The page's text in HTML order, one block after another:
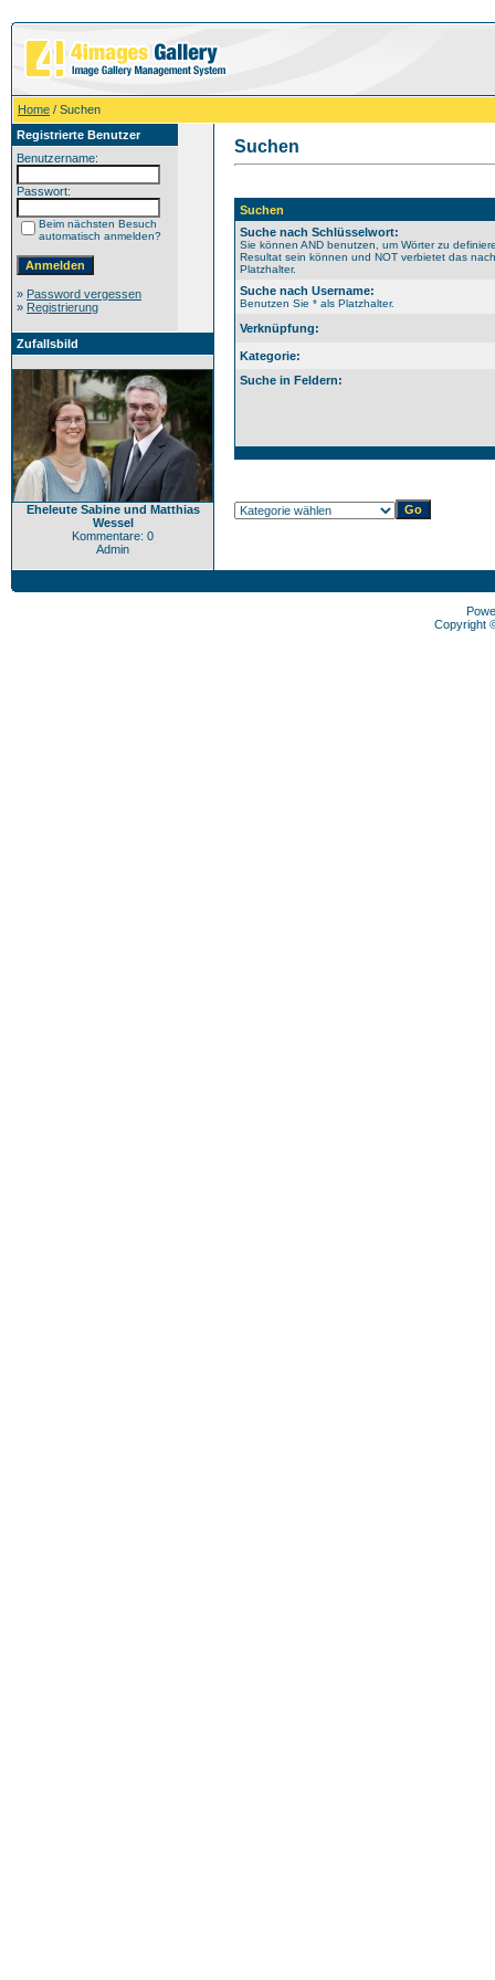
Home / Suchen
Registrierte Benutzer
Benutzername:
Passwort:
Beim nächsten Besuch
automatisch anmelden?
» Password vergessen
» Registrierung
Zufallsbild
Eheleute Sabine und Matthias
Wessel
Kommentare: 0
Admin
Suchen
Suchen
Suche nach Schlüsselwort:
Sie können AND benutzen, um Wörter zu
Resultat sein können und NOT verbietet das
Platzhalter.
Suche nach Username:
Benutzen Sie * als Platzhalter.
Verknüpfung:
Kategorie:
Suche in Feldern:
Copyright